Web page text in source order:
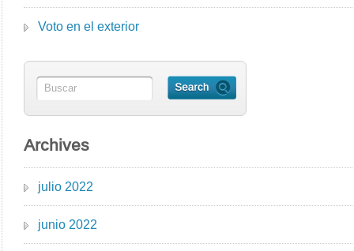
Voto en el exterior
Archives
julio 2022
junio 2022